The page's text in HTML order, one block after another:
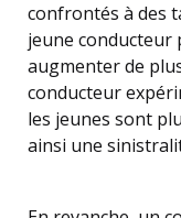
confrontés à des
jeune conducteur
augmenter de
conducteur
les jeunes sont
ainsi une